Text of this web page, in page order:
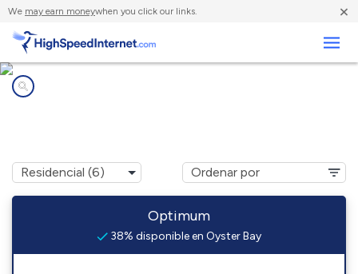
We may earn moneywhen you click our links. ×
Optimum
38% disponible en Oyster Bay